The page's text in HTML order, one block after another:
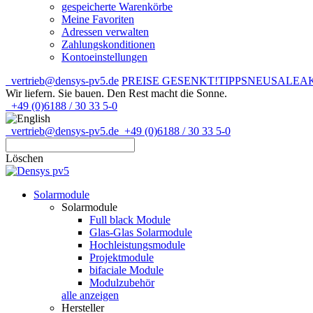
gespeicherte Warenkörbe
Meine Favoriten
Adressen verwalten
Zahlungskonditionen
Kontoeinstellungen
vertrieb@densys-pv5.de PREISE GESENKT!TIPPSNEUSALE
Wir liefern. Sie bauen. Den Rest macht die Sonne.
+49 (0)6188 / 30 33 5-0
vertrieb@densys-pv5.de +49 (0)6188 / 30 33 5-0
Löschen
Solarmodule
Solarmodule
Full black Module
Glas-Glas Solarmodule
Hochleistungsmodule
Projektmodule
bifaciale Module
Modulzubehör
alle anzeigen
Hersteller